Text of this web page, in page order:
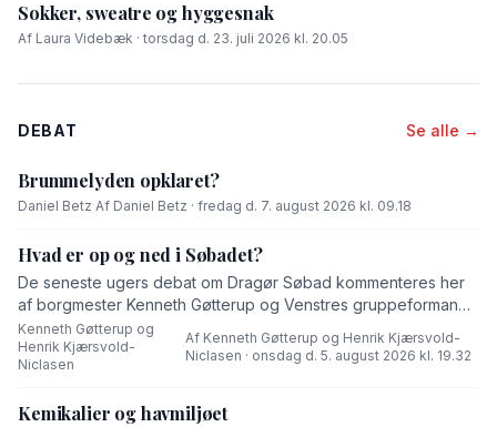
Sokker, sweatre og hyggesnak
Af Laura Videbæk · torsdag d. 23. juli 2026 kl. 20.05
DEBAT Se alle →
Brummelyden opklaret?
Daniel Betz·Af Daniel Betz · fredag d. 7. august 2026 kl. 09.18
Hvad er op og ned i Søbadet?
De seneste ugers debat om Dragør Søbad kommenteres her
af borgmester Kenneth Gøtterup og Venstres gruppeformand
Henrik Kjærsvold-Niclasen.
Kenneth Gøtterup og
Henrik Kjærsvold-
Niclasen
·
Af Kenneth Gøtterup og Henrik Kjærsvold-
Niclasen · onsdag d. 5. august 2026 kl. 19.32
Kemikalier og havmiljøet